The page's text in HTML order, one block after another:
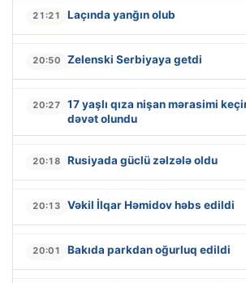
21:21 Laçında yanğın olub
20:50 Zelenski Serbiyaya getdi
20:27
17 yaşlı qıza nişan mərasimi
dəvət olundu
20:18 Rusiyada güclü zəlzələ oldu
20:13 Vəkil İlqar Həmidov həbs edildi
20:01 Bakıda parkdan oğurluq edildi